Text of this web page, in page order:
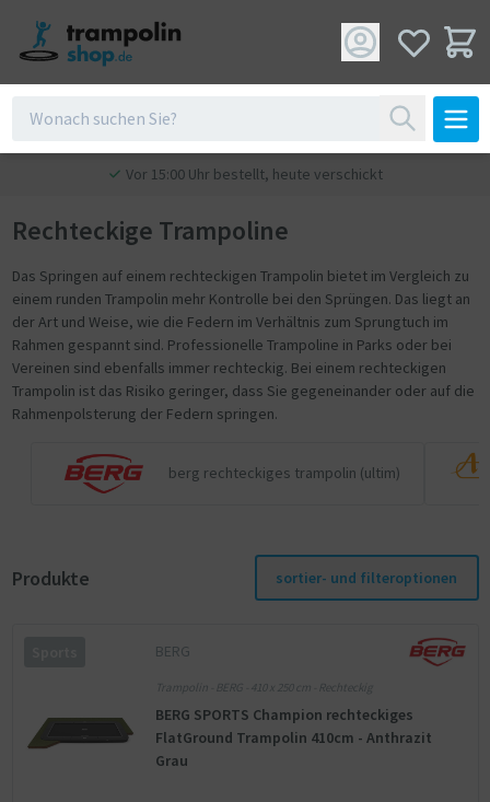
Vor 15:00 Uhr bestellt, heute verschickt
Rechteckige Trampoline
Das Springen auf einem rechteckigen Trampolin bietet im Vergleich zu
einem runden Trampolin mehr Kontrolle bei den Sprüngen. Das liegt an
der Art und Weise, wie die Federn im Verhältnis zum Sprungtuch im
Rahmen gespannt sind. Professionelle Trampoline in Parks oder bei
Vereinen sind ebenfalls immer rechteckig. Bei einem rechteckigen
Trampolin ist das Risiko geringer, dass Sie gegeneinander oder auf die
Rahmenpolsterung der Federn springen.
berg rechteckiges trampolin (ultim)
Produkte sortier- und filteroptionen
BERG
Trampolin - BERG - 410 x 250 cm - Rechteckig
BERG SPORTS Champion rechteckiges
FlatGround Trampolin 410cm - Anthrazit
Grau